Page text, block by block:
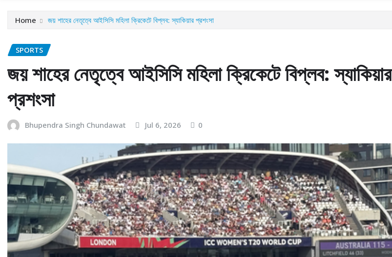
Home জয় শাহের নেতৃত্বে আইসিসি মহিলা ক্রিকেটে বিপ্লব: স্যাকিয়ার প্রশংসা
SPORTS
জয় শাহের নেতৃত্বে আইসিসি মহিলা ক্রিকেটে বিপ্লব: স্যাকিয়ার
প্রশংসা
Bhupendra Singh Chundawat Jul 6, 2026 0